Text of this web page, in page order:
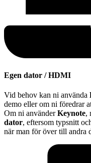
Egen dator / HDMI
Vid behov kan ni använda
demo eller om ni föredrar
Om ni använderKeynote,
dator, eftersom typsnitt
när man för över till andra